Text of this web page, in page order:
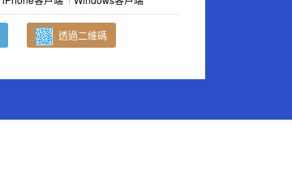
透過二維碼